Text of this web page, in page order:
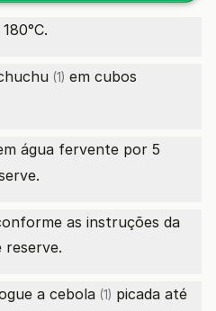
(1) em cubos
água fervente por 5
as instruções da
reserve.
a cebola (1) picada até